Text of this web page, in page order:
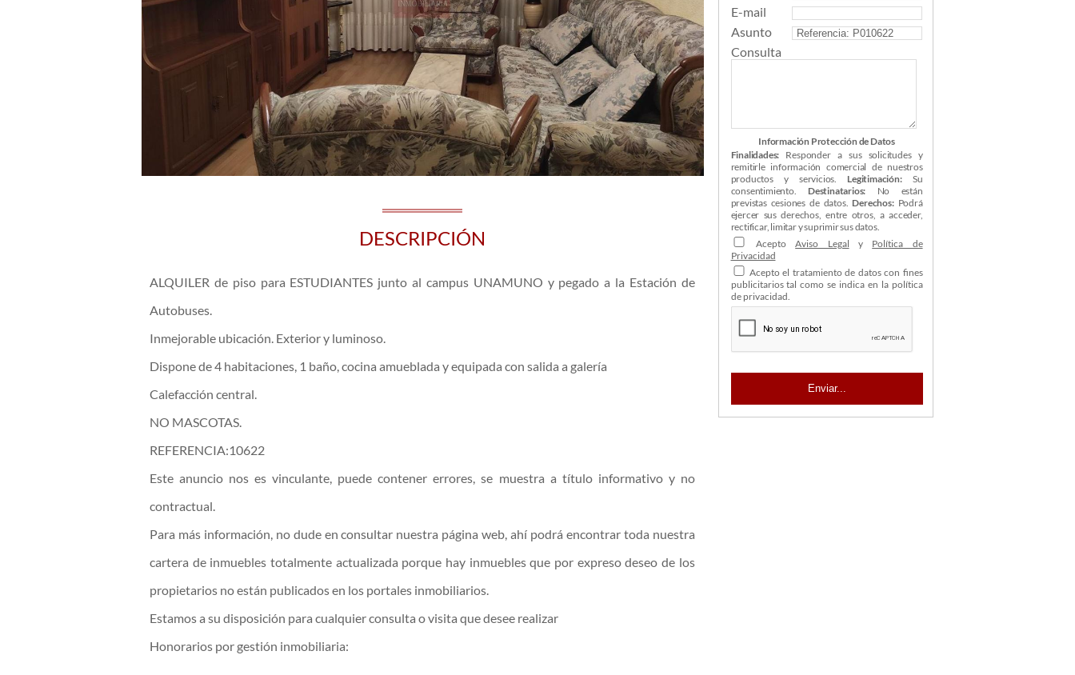
DESCRIPCIÓN
ALQUILER de piso para ESTUDIANTES junto al campus UNAMUNO y pegado a la Estación de
Autobuses.
Inmejorable ubicación. Exterior y luminoso.
Dispone de 4 habitaciones, 1 baño, cocina amueblada y equipada con salida a galería
Calefacción central.
NO MASCOTAS.
REFERENCIA:10622
Este anuncio nos es vinculante, puede contener errores, se muestra a título informativo y no
contractual.
Para más información, no dude en consultar nuestra página web, ahí podrá encontrar toda nuestra
cartera de inmuebles totalmente actualizada porque hay inmuebles que por expreso deseo de los
propietarios no están publicados en los portales inmobiliarios.
Estamos a su disposición para cualquier consulta o visita que desee realizar
Honorarios por gestión inmobiliaria:
E-mail
Asunto
Consulta
Información Protección de Datos
Finalidades: Responder a sus solicitudes y
remitirle información comercial de nuestros
productos y servicios. Legitimación:Su
consentimiento. Destinatarios: No están
previstas cesiones de datos. Derechos:Podrá
ejercer sus derechos, entre otros, a acceder,
rectificar, limitar y suprimir sus datos.
AceptoAviso Legal y Política de
Privacidad
Acepto el tratamiento de datos con fines
publicitarios tal como se indica en la política
de privacidad.